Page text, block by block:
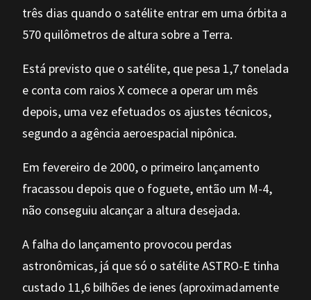
três dias quando o satélite entrar em uma órbita a
570 quilômetros de altura sobre a Terra.
Está previsto que o satélite, que pesa 1,7 tonelada
e conta com raios X comece a operar um mês
depois, uma vez efetuados os ajustes técnicos,
segundo a agência aeroespacial nipônica.
Em fevereiro de 2000, o primeiro lançamento
fracassou depois que o foguete, então um M-4,
não conseguiu alcançar a altura desejada.
A falha do lançamento provocou perdas
astronômicas, já que só o satélite ASTRO-E tinha
custado 11,6 bilhões de ienes (aproximadamente